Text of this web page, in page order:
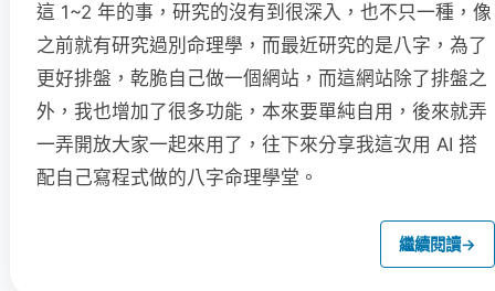
這 1~2 年的事，研究的沒有到很深入，也不只一種，像
之前就有研究過別命理學，而最近研究的是八字，為了
更好排盤，乾脆自己做一個網站，而這網站除了排盤之
外，我也增加了很多功能，本來要單純自用，後來就弄
一弄開放大家一起來用了，往下來分享我這次用 AI 搭
配自己寫程式做的八字命理學堂。
繼續閱讀→